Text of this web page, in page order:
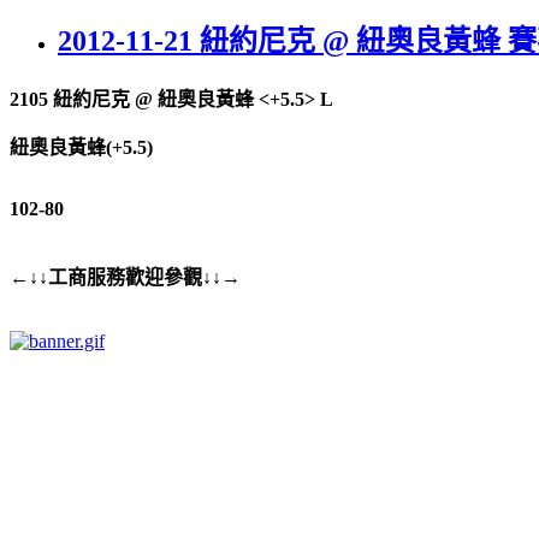
2012-11-21 紐約尼克 @ 紐奧良黃蜂
2105 紐約尼克 @ 紐奧良黃蜂 <+5.5> L
紐奧良黃蜂(+5.5)
102-80
←↓↓工商服務歡迎參觀↓↓→